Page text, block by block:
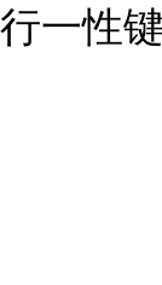
行一性